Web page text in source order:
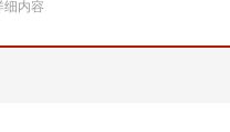
细内容